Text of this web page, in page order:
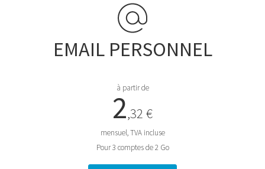
EMAIL PERSONNEL
à partir de
2,32 €
mensuel, TVA incluse
Pour 3 comptes de 2 Go